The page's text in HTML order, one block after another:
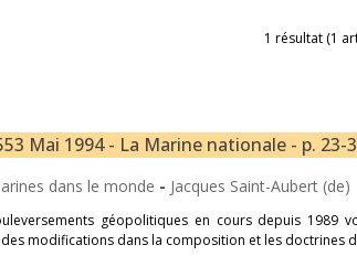
1 résultat (1
Mai 1994 - La Marine nationale - p. 23-
dans le monde - Jacques Saint-Aubert (de)
géopolitiques en cours depuis 1989
modifications dans la composition et les doctrines